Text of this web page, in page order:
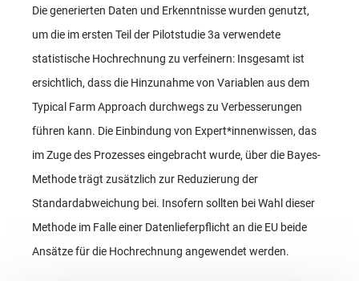
Die generierten Daten und Erkenntnisse wurden genutzt,
um die im ersten Teil der Pilotstudie 3a verwendete
statistische Hochrechnung zu verfeinern: Insgesamt ist
ersichtlich, dass die Hinzunahme von Variablen aus dem
Typical Farm Approach durchwegs zu Verbesserungen
führen kann. Die Einbindung von Expert*innenwissen, das
im Zuge des Prozesses eingebracht wurde, über die Bayes-
Methode trägt zusätzlich zur Reduzierung der
Standardabweichung bei. Insofern sollten bei Wahl dieser
Methode im Falle einer Datenlieferpflicht an die EU beide
Ansätze für die Hochrechnung angewendet werden.